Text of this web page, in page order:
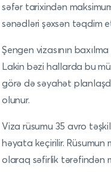
səfər tarixindən
sənədləri şəxsən təqdim
Şengen vizasının
Lakin bəzi hallarda bu
görə də səyahət
olunur.
Viza rüsumu 35 avro
həyata keçirilir.
olaraq səfirlik tərəfindən